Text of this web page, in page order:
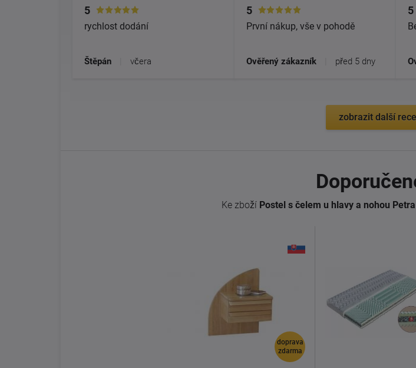
5
rychlost dodání
Štěpán včera
5
První nákup, vše v pohodě
Ověřený zákazník před 5 dny
5
zobrazit další
Ke zboží Postel s čelem u hlavy a nohou
doprava
zdarma